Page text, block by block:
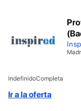
IndefinidoCompleta
Ir a la oferta